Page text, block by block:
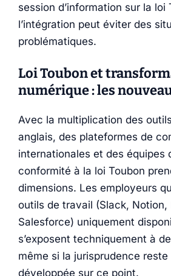
session d’information sur la loi
l’intégration peut éviter des
problématiques.
Loi Toubon et
numérique : les
Avec la multiplication des
anglais, des plateformes de
internationales et des équipes
conformité à la loi Toubon
dimensions. Les employeurs
outils de travail (Slack, Notion,
Salesforce) uniquement
s’exposent techniquement à
même si la jurisprudence
développée sur ce point.